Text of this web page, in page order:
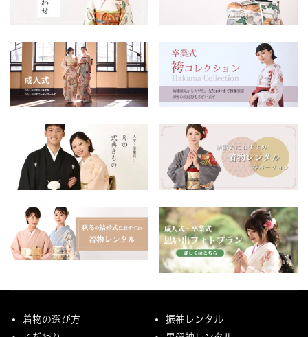
着物の選び方
振袖レンタル